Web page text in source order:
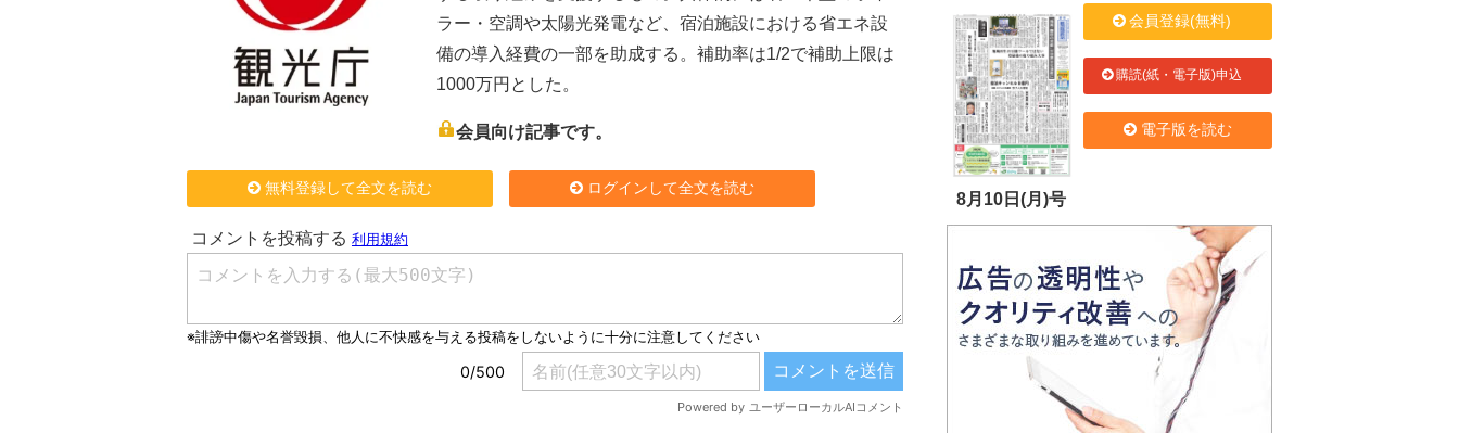
ラー・空調や太陽光発電など、宿泊施設における省エネ設
備の導入経費の一部を助成する。補助率は1/2で補助上限は
1000万円とした。
会員向け記事です。
無料登録して全文を読む ログインして全文を読む
8月10日(月)号
会員登録(無料)
購読(紙・電子版)申込
電子版を読む